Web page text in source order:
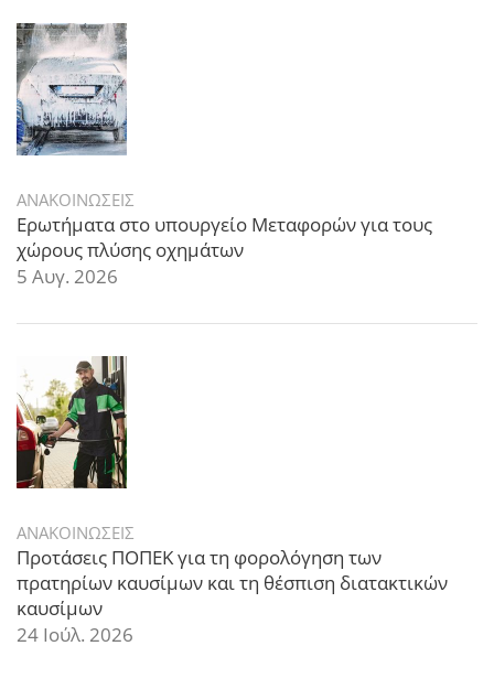
ΑΝΑΚΟΙΝΩΣΕΙΣ
Ερωτήματα στο υπουργείο Μεταφορών για τους
χώρους πλύσης οχημάτων
5 Αυγ. 2026
ΑΝΑΚΟΙΝΩΣΕΙΣ
Προτάσεις ΠΟΠΕΚ για τη φορολόγηση των
πρατηρίων καυσίμων και τη θέσπιση διατακτικών
καυσίμων
24 Ιούλ. 2026